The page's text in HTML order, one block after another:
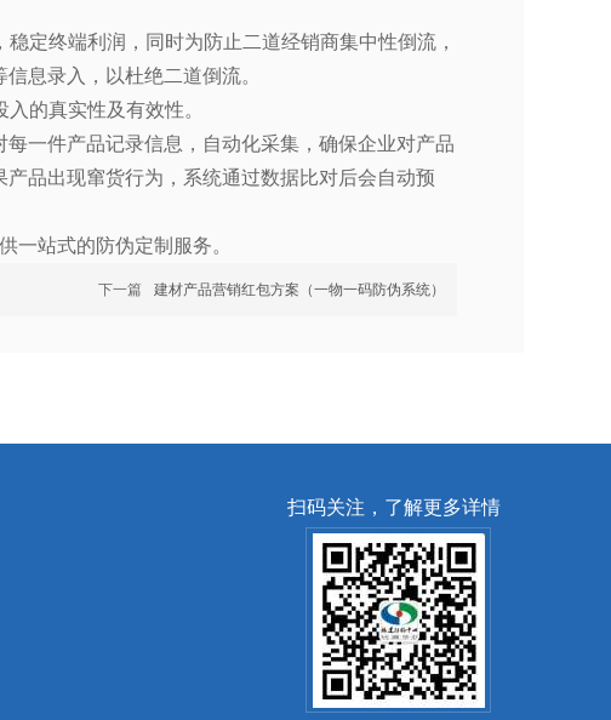
定终端利润，同时为防止二道经销商集中性倒流，
息录入，以杜绝二道倒流。
的真实性及有效性。
一件产品记录信息，自动化采集，确保企业对产品
品出现窜货行为，系统通过数据比对后会自动预
站式的防伪定制服务。
下一篇 建材产品营销红包方案（一物一码防伪系统）
扫码关注，了解更多详情